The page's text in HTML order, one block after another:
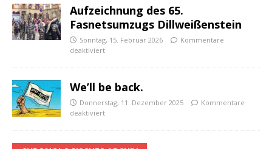
Aufzeichnung des 65.
Fasnetsumzugs Dillweißenstein
Sonntag, 15. Februar 2026
Kommentare
deaktiviert
We’ll be back.
Donnerstag, 11. Dezember 2025
Kommentare
deaktiviert